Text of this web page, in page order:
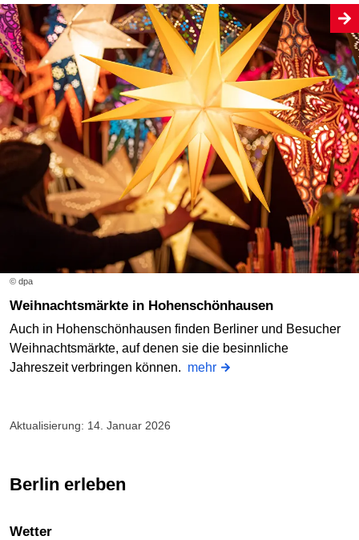
© dpa
Weihnachtsmärkte in Hohenschönhausen
Auch in Hohenschönhausen finden Berliner und Besucher
Weihnachtsmärkte, auf denen sie die besinnliche
Jahreszeit verbringen können. mehr
Aktualisierung: 14. Januar 2026
Berlin erleben
Wetter